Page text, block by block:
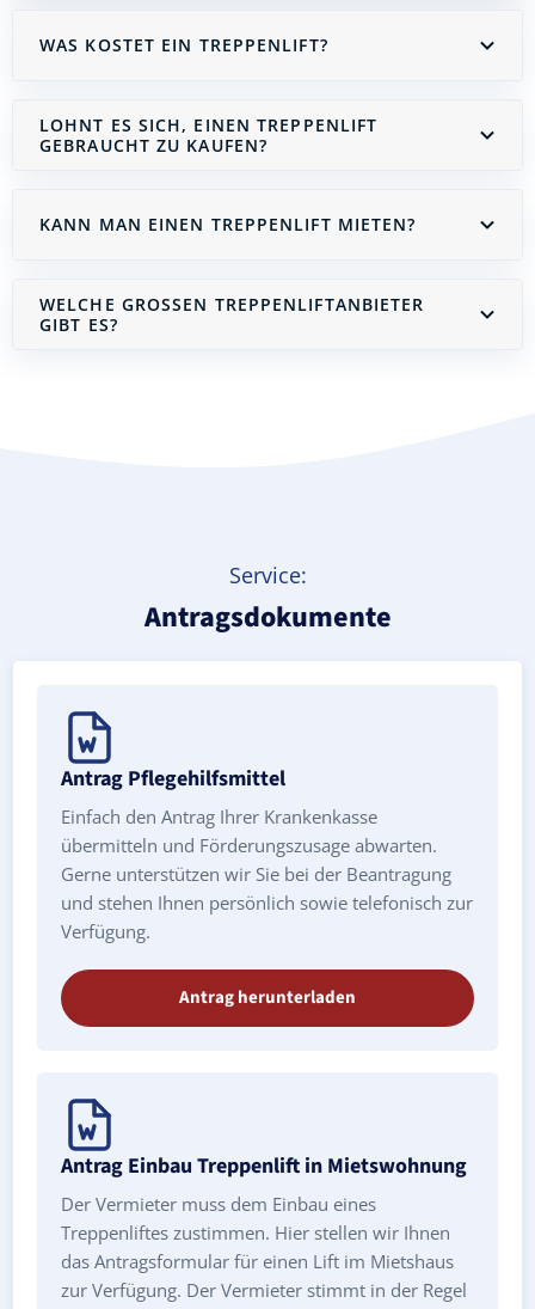
WAS KOSTET EIN TREPPENLIFT?
LOHNT ES SICH, EINEN TREPPENLIFT
GEBRAUCHT ZU KAUFEN?
KANN MAN EINEN TREPPENLIFT MIETEN?
WELCHE GROSSEN TREPPENLIFTANBIETER G
IBT ES?
Service:
Antragsdokumente
Antrag Pflegehilfsmittel
Einfach den Antrag Ihrer Krankenkasse
übermitteln und Förderungszusage abwarten.
Gerne unterstützen wir Sie bei der Beantragung
und stehen Ihnen persönlich sowie telefonisch zur
Verfügung.
Antrag herunterladen
Antrag Einbau Treppenlift in Mietswohnung
Der Vermieter muss dem Einbau eines
Treppenliftes zustimmen. Hier stellen wir Ihnen
das Antragsformular für einen Lift im Mietshaus
zur Verfügung. Der Vermieter stimmt in der Regel